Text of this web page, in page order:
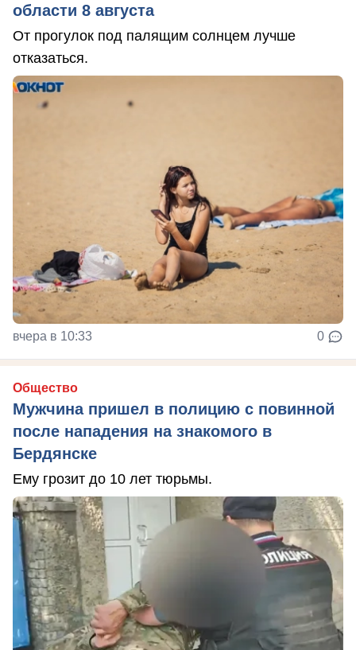
области 8 августа
От прогулок под палящим солнцем лучше
отказаться.
вчера в 10:33 0
Общество
Мужчина пришел в полицию с повинной
после нападения на знакомого в
Бердянске
Ему грозит до 10 лет тюрьмы.